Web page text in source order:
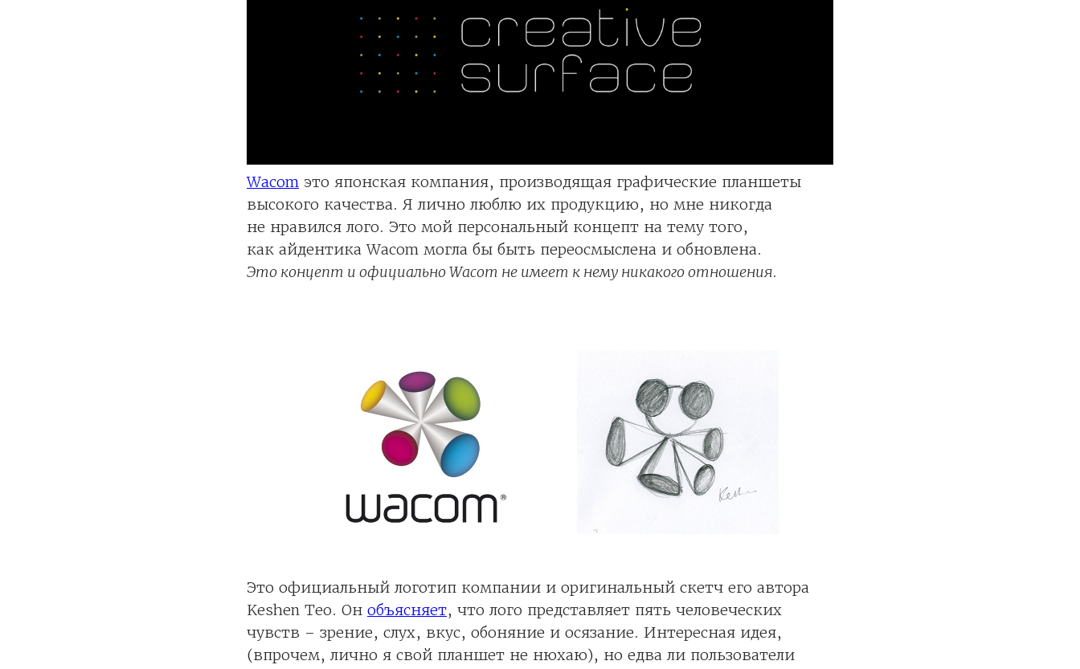
Wacom это японская компания, производящая графические планшеты
высокого качества. Я лично люблю их продукцию, но мне никогда
не нравился лого. Это мой персональный концепт на тему того,
как айдентика Wacom могла бы быть переосмыслена и обновлена.
Это концепт и официально Wacom не имеет к нему никакого отношения.
Это официальный логотип компании и оригинальный скетч его автора
Keshen Teo. Он объясняет, что лого представляет пять человеческих
чувств – зрение, слух, вкус, обоняние и осязание. Интересная идея,
(впрочем, лично я свой планшет не нюхаю), но едва ли пользователи